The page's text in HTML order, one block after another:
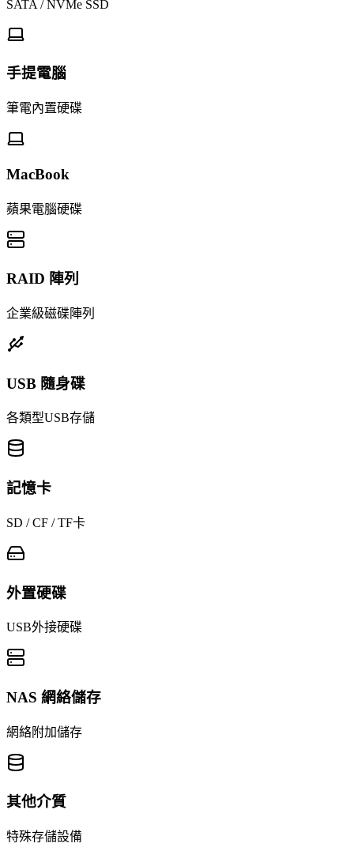
SATA / NVMe SSD
手提電腦
筆電內置硬碟
MacBook
蘋果電腦硬碟
RAID 陣列
企業級磁碟陣列
USB 隨身碟
各類型USB存儲
記憶卡
SD / CF / TF卡
外置硬碟
USB外接硬碟
NAS 網絡儲存
網絡附加儲存
其他介質
特殊存儲設備